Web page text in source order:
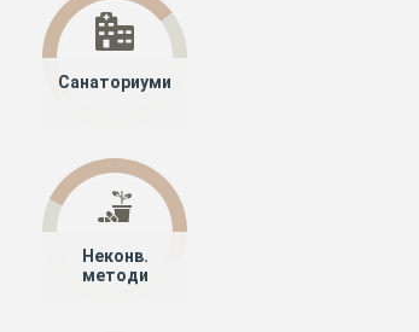
Санаториуми
Неконв.
методи